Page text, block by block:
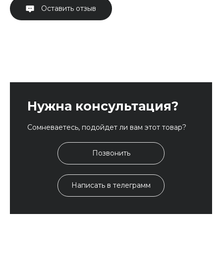
Оставить отзыв
Нужна консультация?
Сомневаетесь, подойдет ли вам этот товар?
Позвонить
Написать в телеграмм